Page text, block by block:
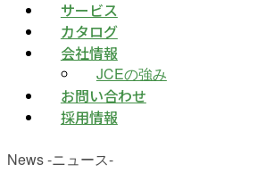
サービス
カタログ
会社情報
JCEの強み
お問い合わせ
採用情報
News -ニュース-